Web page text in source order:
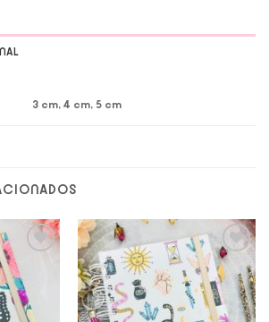
3 cm, 4 cm, 5 cm
Add to
wishlist
Add to
wishlist